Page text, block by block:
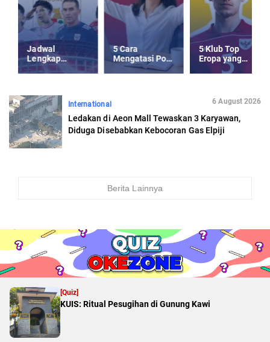
Jadwal
Lengkap
Timnas
2025
5 Cara
Mengatasi Post
Holiday-Blues
5 Klub Top
Eropa yang
Kepincut Jay
International 6 August 2026
Ledakan di Aeon Mall Tewaskan 3 Karyawan,
Diduga Disebabkan Kebocoran Gas Elpiji
Berita Lainnya